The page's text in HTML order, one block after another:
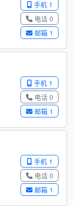
手机 1
电话 0
邮箱 1
手机 1
电话 0
邮箱 1
手机 1
电话 0
邮箱 1